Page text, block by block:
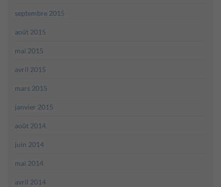
septembre 2015
août 2015
mai 2015
avril 2015
mars 2015
janvier 2015
août 2014
juin 2014
mai 2014
avril 2014